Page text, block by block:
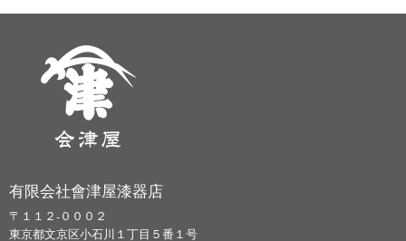
有限会社會津屋漆器店
〒１１２-０００２
東京都文京区小石川１丁目５番１号